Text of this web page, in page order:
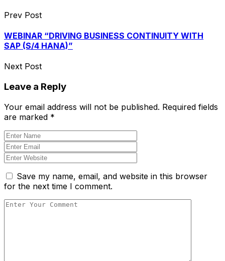
Prev Post
WEBINAR “DRIVING BUSINESS CONTINUITY WITH
SAP (S/4 HANA)”
Next Post
Leave a Reply
Your email address will not be published. Required fields
are marked *
Save my name, email, and website in this browser
for the next time I comment.